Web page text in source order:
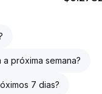
próxima semana?
7 dias?